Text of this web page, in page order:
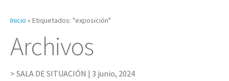
Inicio » Etiquetados: "exposición"
Archivos
SALA DE SITUACIÓN | 3 junio, 2024